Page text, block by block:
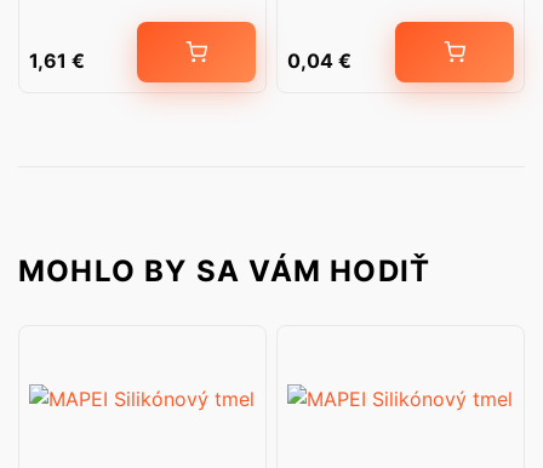
1,61 € 0,04 €
MOHLO BY SA VÁM HODIŤ